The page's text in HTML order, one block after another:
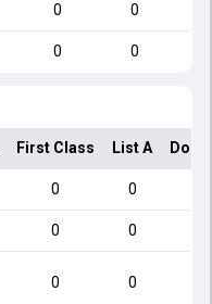
0 0
0 0
First Class List A
0 0
0 0
0 0